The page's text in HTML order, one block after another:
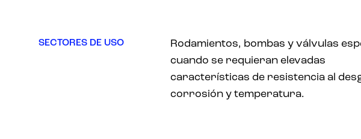
SECTORES DE USO
Rodamientos, bombas y válvulas
cuando se requieran elevadas
características de resistencia al
corrosión y temperatura.